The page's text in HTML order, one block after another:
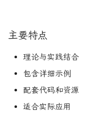
主要特点
理论与实践结合
包含详细示例
配套代码和资源
适合实际应用